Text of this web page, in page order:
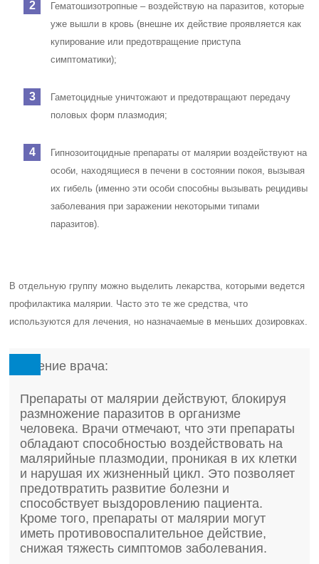
Гематошизотропные – воздействую на паразитов, которые
уже вышли в кровь (внешне их действие проявляется как
купирование или предотвращение приступа
симптоматики);
Гаметоцидные уничтожают и предотвращают передачу
половых форм плазмодия;
Гипнозоитоцидные препараты от малярии воздействуют на
особи, находящиеся в печени в состоянии покоя, вызывая
их гибель (именно эти особи способны вызывать рецидивы
заболевания при заражении некоторыми типами
паразитов).
В отдельную группу можно выделить лекарства, которыми ведется
профилактика малярии. Часто это те же средства, что
используются для лечения, но назначаемые в меньших дозировках.
Мнение врача:
Препараты от малярии действуют, блокируя
размножение паразитов в организме
человека. Врачи отмечают, что эти препараты
обладают способностью воздействовать на
малярийные плазмодии, проникая в их клетки
и нарушая их жизненный цикл. Это позволяет
предотвратить развитие болезни и
способствует выздоровлению пациента.
Кроме того, препараты от малярии могут
иметь противовоспалительное действие,
снижая тяжесть симптомов заболевания.